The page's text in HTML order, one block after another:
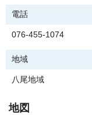
電話
076-455-1074
地域
八尾地域
地図